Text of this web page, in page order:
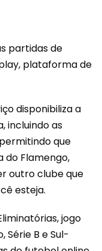
partidas de
plataforma de
disponibiliza a
incluindo as
que
do Flamengo,
outro clube que
esteja.
jogo
Série B e Sul-